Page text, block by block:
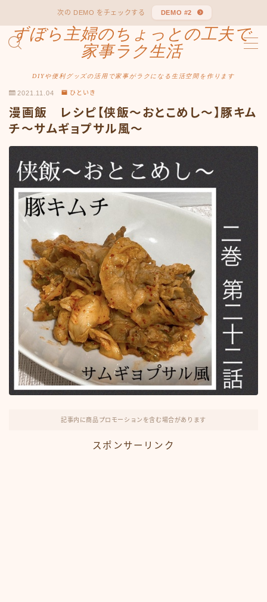
次の DEMO をチェックする DEMO #2
ずぼら主婦のちょっとの工夫で
家事ラク生活
DIYや便利グッズの活用で家事がラクになる生活空間を作ります
MENU
Sample Page
2021.11.04 ひといき
漫画飯 レシピ【侠飯～おとこめし～】豚キム
チ～サムギョプサル風～
記事内に商品プロモーションを含む場合があります
スポンサーリンク